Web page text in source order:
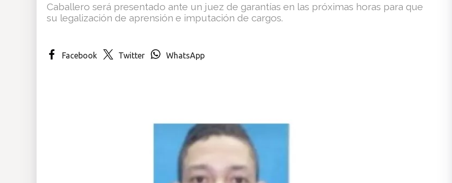
Caballero será presentado ante un juez de garantías en las próximas horas para que
su legalización de aprensión e imputación de cargos.
Facebook Twitter WhatsApp